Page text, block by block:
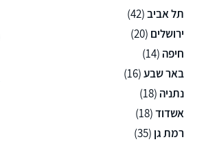
תל אביב(42)
ירושלים (20)
חיפה (14)
באר שבע(16)
נתניה (18)
אשדוד(18)
רמת גן (35)